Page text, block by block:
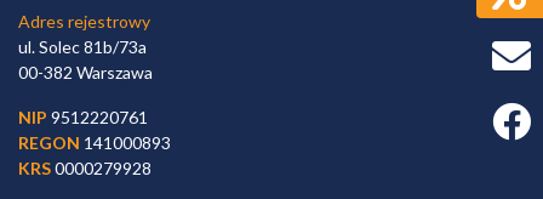
Adres rejestrowy
ul. Solec 81b/73a
00-382 Warszawa
NIP 9512220761
REGON 141000893
KRS0000279928